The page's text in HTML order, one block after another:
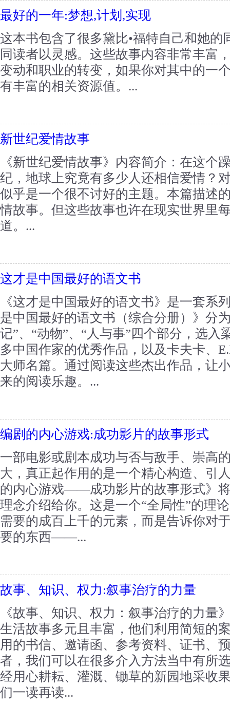
最好的一年:梦想,计划,实现
这本书包含了很多黛比•福特自己和她的
同读者以灵感。这些故事内容非常丰富
变动和职业的转变，如果你对其中的一
有丰富的相关资源值。...
新世纪爱情故事
《新世纪爱情故事》内容简介：在这个
纪，地球上究竟有多少人还相信爱情？
似乎是一个很不讨好的主题。本篇描述
情故事。但这些故事也许在现实世界里
道。...
这才是中国最好的语文书
《这才是中国最好的语文书》是一套系
是中国最好的语文书（综合分册）》分
记”、“动物”、“人与事”四个部分，选入
多中国作家的优秀作品，以及卡夫卡、
大师名篇。通过阅读这些杰出作品，让
来的阅读乐趣。...
编剧的内心游戏:成功影片的故事形式
一部电影或剧本成功与否与敌手、崇高
大，真正起作用的是一个精心构造、引
的内心游戏——成功影片的故事形式》
理念介绍给你。这是一个“全局性”的理
需要的成百上千的元素，而是告诉你对
要的东西——...
故事、知识、权力:叙事治疗的力量
《故事、知识、权力：叙事治疗的力量
生活故事多元且丰富，他们利用简短的
用的书信、邀请函、参考资料、证书、
者，我们可以在很多介入方法当中有所
经用心耕耘、灌溉、锄草的新园地采收
们一读再读...